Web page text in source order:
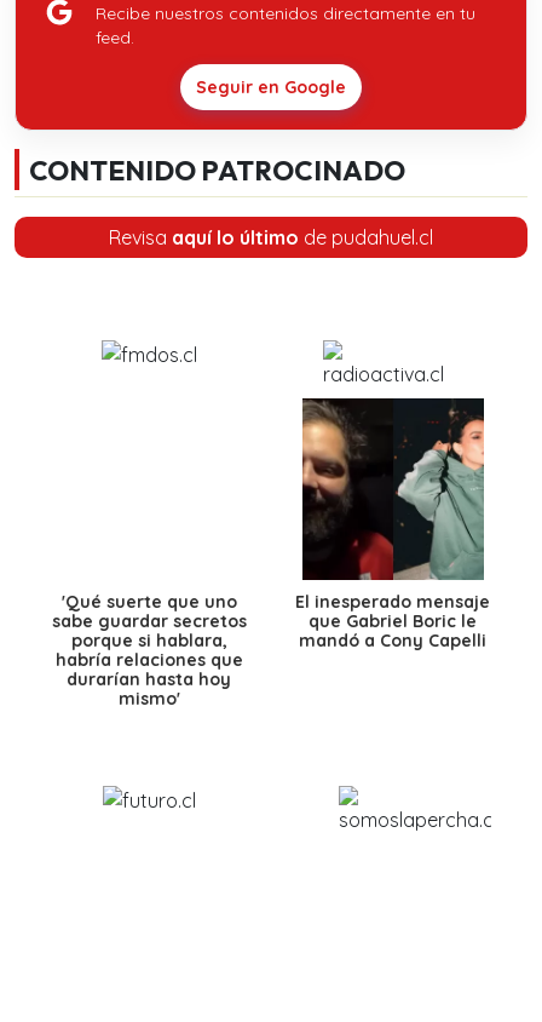
Recibe nuestros contenidos directamente en tu
feed.
Seguir en Google
CONTENIDO PATROCINADO
Revisa aquí lo último de pudahuel.cl
'Qué suerte que uno
sabe guardar secretos
porque si hablara,
habría relaciones que
durarían hasta hoy
mismo'
El inesperado mensaje
que Gabriel Boric le
mandó a Cony Capelli